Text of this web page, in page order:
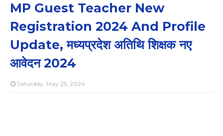
MP Guest Teacher New
Registration 2024 And Profile
Update, मध्यप्रदेश अतिथि शिक्षक नए
आवेदन 2024
Saturday, May 25, 2024